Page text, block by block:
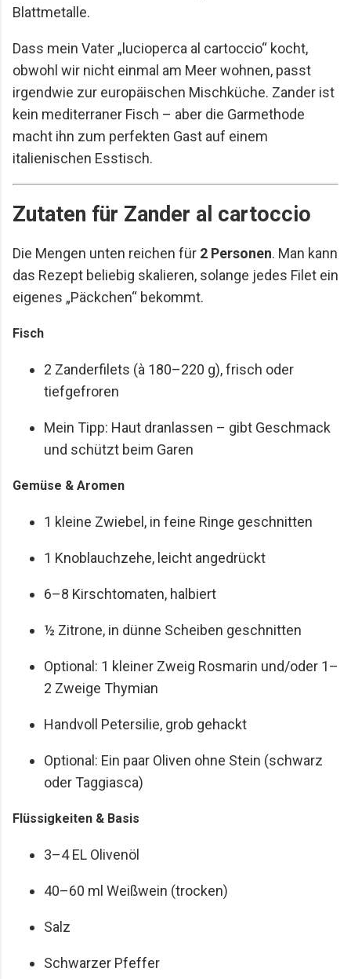
Blattmetalle.
Dass mein Vater „lucioperca al cartoccio“ kocht,
obwohl wir nicht einmal am Meer wohnen, passt
irgendwie zur europäischen Mischküche. Zander ist
kein mediterraner Fisch – aber die Garmethode
macht ihn zum perfekten Gast auf einem
italienischen Esstisch.
Zutaten für Zander al cartoccio
Die Mengen unten reichen für 2 Personen. Man kann
das Rezept beliebig skalieren, solange jedes Filet ein
eigenes „Päckchen“ bekommt.
Fisch
2 Zanderfilets (à 180–220 g), frisch oder
tiefgefroren
Mein Tipp: Haut dranlassen – gibt Geschmack
und schützt beim Garen
Gemüse & Aromen
1 kleine Zwiebel, in feine Ringe geschnitten
1 Knoblauchzehe, leicht angedrückt
6–8 Kirschtomaten, halbiert
½ Zitrone, in dünne Scheiben geschnitten
Optional: 1 kleiner Zweig Rosmarin und/oder 1–
2 Zweige Thymian
Handvoll Petersilie, grob gehackt
Optional: Ein paar Oliven ohne Stein (schwarz
oder Taggiasca)
Flüssigkeiten & Basis
3–4 EL Olivenöl
40–60 ml Weißwein (trocken)
Salz
Schwarzer Pfeffer